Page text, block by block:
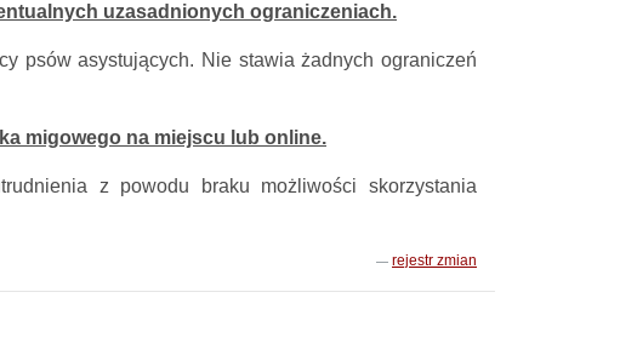
uzasadnionych ograniczeniach.
psów asystujących. Nie stawia żadnych ograniczeń
migowego na miejscu lub online.
z powodu braku możliwości skorzystania
rejestr zmian